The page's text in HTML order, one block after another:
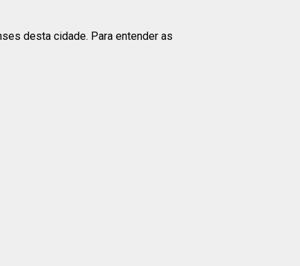
desta cidade. Para entender as